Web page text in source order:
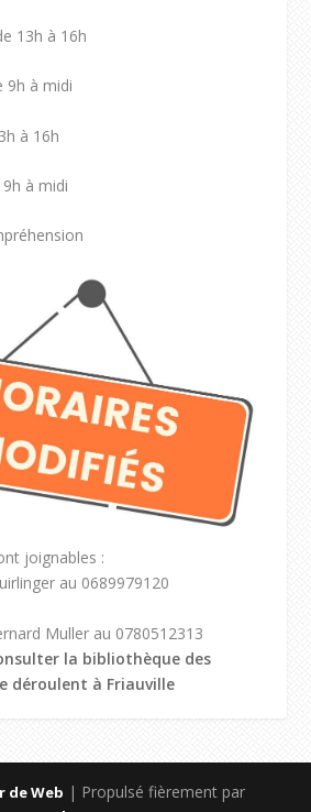
13h à 16h
9h à midi
à 16h
à midi
joignables :
au 0689979120
Muller au 0780512313
la bibliothèque des
déroulent à Friauville
de Web | Propulsé fièrement par